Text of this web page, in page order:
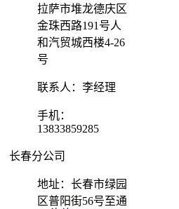
拉萨市堆龙德庆区
金珠西路191号人
和汽贸城西楼4-26
号
联系人：李经理
手机：
13833859285
长春分公司
地址：长春市绿园
区普阳街56号至通